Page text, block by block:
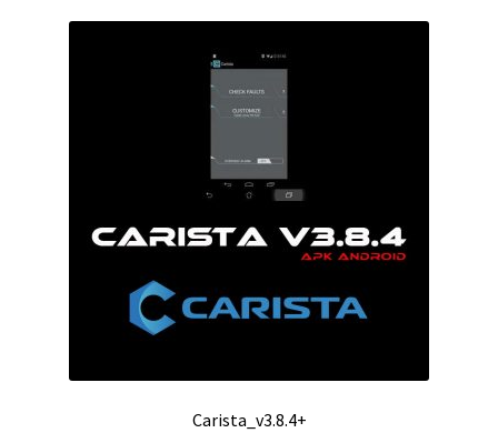
Carista_v3.8.4+